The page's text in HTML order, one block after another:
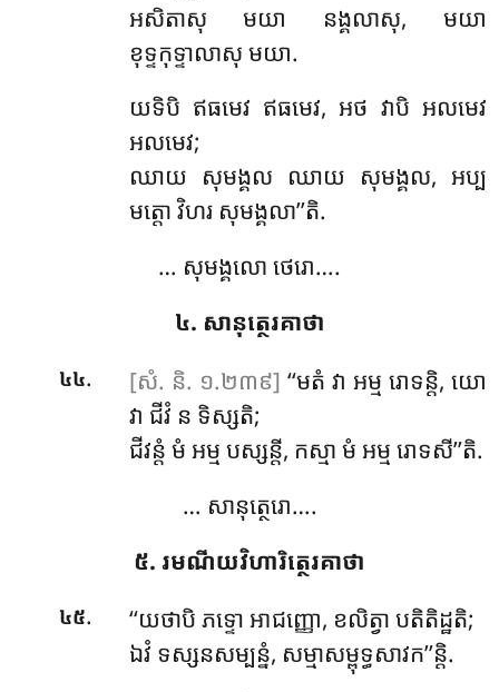
អសិតាសុ មយា នង្គលាសុ, មយា
ខុទ្ទកុទ្ទាលាសុ មយា.
យទិបិ ឥធមេវ ឥធមេវ, អថ វាបិ អលមេវ
អលមេវ;
ឈាយ សុមង្គល ឈាយ សុមង្គល, អប្ប
មត្តោ វិហរ សុមង្គលា’’តិ.
… សុមង្គលោ ថេរោ….
៤. សានុត្ថេរគាថា
៤៤. [សំ. និ. ១.២៣៩] ‘‘មតំ វា អម្ម រោទន្តិ, យោ
វា ជីវំ ន ទិស្សតិ;
ជីវន្តំ មំ អម្ម បស្សន្តី, កស្មា មំ អម្ម រោទសី’’តិ.
… សានុត្ថេរោ….
៥. រមណីយវិហារិត្ថេរគាថា
៤៥. ‘‘យថាបិ ភទ្ទោ អាជញ្ញោ, ខលិត្វា បតិតិដ្ឋតិ;
ឯវំ ទស្សនសម្បន្នំ, សម្មាសម្ពុទ្ធសាវក’’ន្តិ.